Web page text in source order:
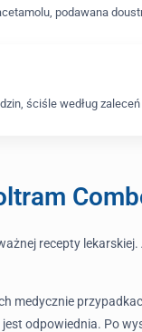
podawana
ściśle według
recepty
medycznie
odpowiednia. Po